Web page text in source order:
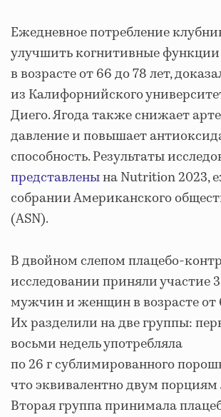
Ежедневное потребление
улучшить когнитивные
в возрасте от 66 до 78 лет,
из Калифорнийского
Диего. Ягода также снижает
давление и повышает
способность. Результаты
представленына Nutrition 2023,
собрании Американского
(ASN).
В двойном слепом плацебо-
исследовании приняли участие
мужчин и женщин в возрасте от
Их разделили на две группы:
восьми недель употребляла
по 26 г сублимированного
что эквивалентно двум порциям
Вторая группа принимала